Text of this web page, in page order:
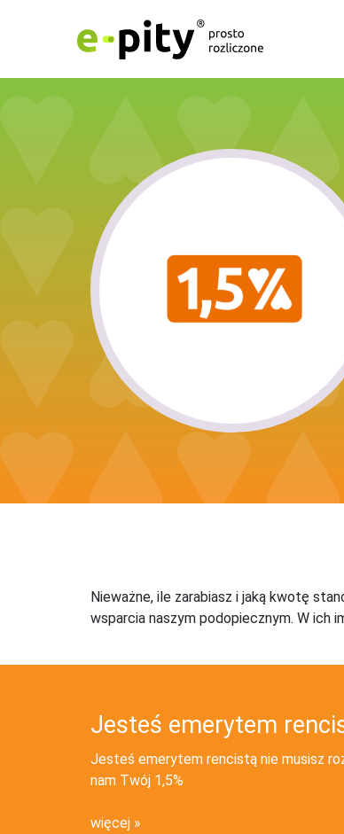
Nieważne, ile zarabiasz i jaką kwotę
wsparcia naszym podopiecznym. W ich
Jesteś emerytem
Jesteś emerytem rencistą nie musisz
nam Twój 1,5%
więcej